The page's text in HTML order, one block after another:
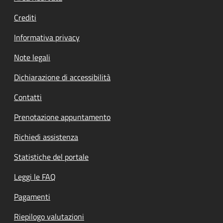
Crediti
Informativa privacy
Note legali
Dichiarazione di accessibilità
Contatti
Prenotazione appuntamento
Richiedi assistenza
Statistiche del portale
Leggi le FAQ
Pagamenti
Riepilogo valutazioni